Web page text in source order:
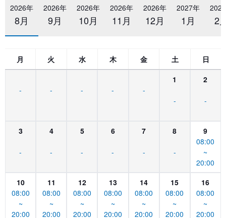
2026年
8月
2026年
9月
2026年
10月
2026年
11月
2026年
12月
2027年
1月 2
月 火 水 木 金 土 日
- - - - -
1
-
2
-
3
-
4
-
5
-
6
-
7
-
8
-
9
08:00
~
20:00
10
08:00
~
20:00
11
08:00
~
20:00
12
08:00
~
20:00
13
08:00
~
20:00
14
08:00
~
20:00
15
08:00
~
20:00
16
08:00
~
20:00